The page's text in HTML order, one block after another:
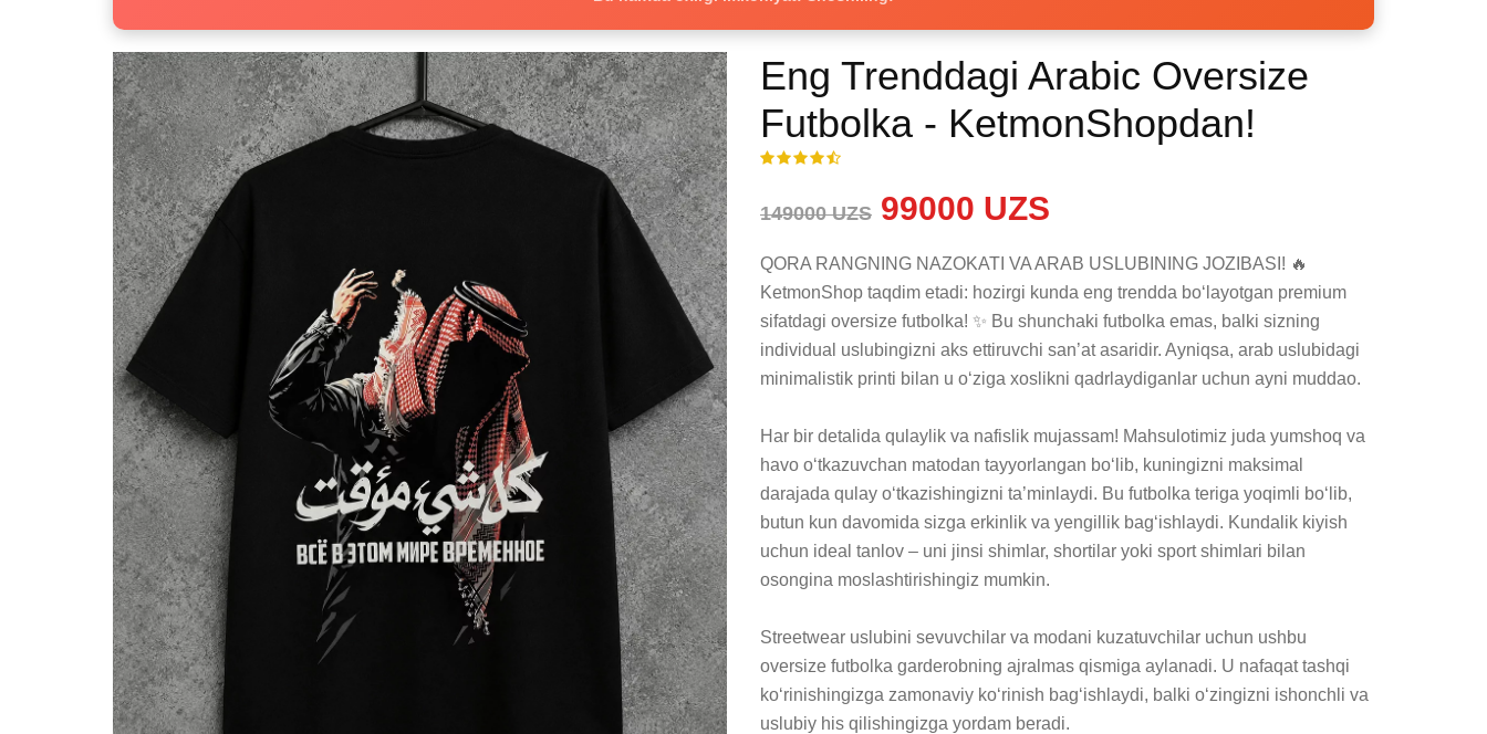
Eng Trenddagi Arabic Oversize
Futbolka - KetmonShopdan!
149000 UZS 99000 UZS
QORA RANGNING NAZOKATI VA ARAB USLUBINING JOZIBASI! 🔥
KetmonShop taqdim etadi: hozirgi kunda eng trendda bo‘layotgan premium
sifatdagi oversize futbolka! ✨ Bu shunchaki futbolka emas, balki sizning
individual uslubingizni aks ettiruvchi san’at asaridir. Ayniqsa, arab uslubidagi
minimalistik printi bilan u o‘ziga xoslikni qadrlaydiganlar uchun ayni muddao.
Har bir detalida qulaylik va nafislik mujassam! Mahsulotimiz juda yumshoq va
havo o‘tkazuvchan matodan tayyorlangan bo‘lib, kuningizni maksimal
darajada qulay o‘tkazishingizni ta’minlaydi. Bu futbolka teriga yoqimli bo‘lib,
butun kun davomida sizga erkinlik va yengillik bag‘ishlaydi. Kundalik kiyish
uchun ideal tanlov – uni jinsi shimlar, shortilar yoki sport shimlari bilan
osongina moslashtirishingiz mumkin.
Streetwear uslubini sevuvchilar va modani kuzatuvchilar uchun ushbu
oversize futbolka garderobning ajralmas qismiga aylanadi. U nafaqat tashqi
ko‘rinishingizga zamonaviy ko‘rinish bag‘ishlaydi, balki o‘zingizni ishonchli va
uslubiy his qilishingizga yordam beradi.